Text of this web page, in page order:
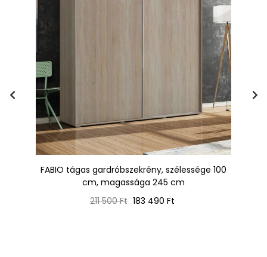
FABIO tágas gardróbszekrény, szélessége 100
cm, magassága 245 cm
Normál
211 500 Ft Ár
183 490 Ft